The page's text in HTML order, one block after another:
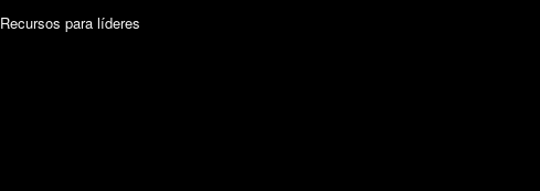
Recursos para líderes